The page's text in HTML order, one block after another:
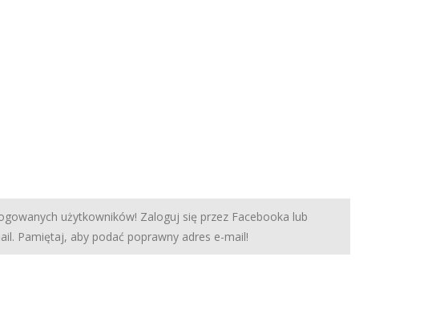
użytkowników! Zaloguj się przez Facebooka lub
Pamiętaj, aby podać poprawny adres e-mail!